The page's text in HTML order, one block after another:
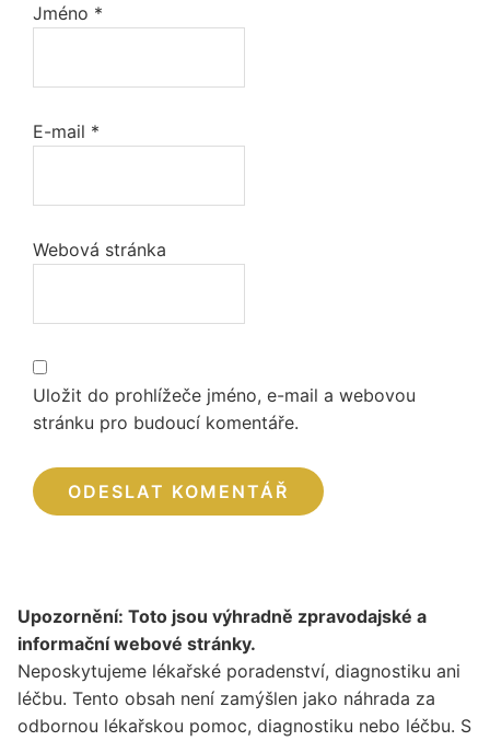
Jméno *
E-mail *
Webová stránka
Uložit do prohlížeče jméno, e-mail a webovou
stránku pro budoucí komentáře.
Upozornění: Toto jsou výhradně zpravodajské a
informační webové stránky.
Neposkytujeme lékařské poradenství, diagnostiku ani
léčbu. Tento obsah není zamýšlen jako náhrada za
odbornou lékařskou pomoc, diagnostiku nebo léčbu. S